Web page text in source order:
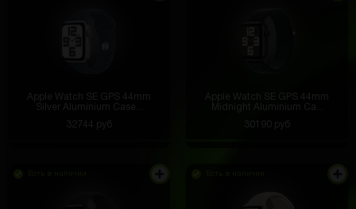
Apple Watch SE GPS 44mm
Silver Aluminium Case...
32744 руб
Apple Watch SE GPS 44mm
Midnight Aluminium Ca...
30190 руб